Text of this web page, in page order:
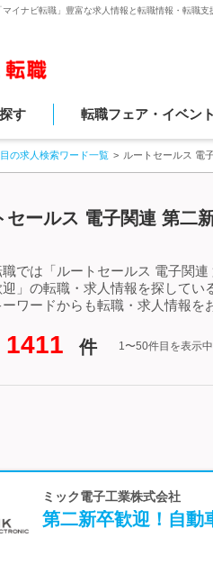
イナビ転職」豊富な求人情報と転職情報・転職支
す 転職フェア・イベント
の求人検索ワード一覧 ルートセールス 電
セールス 電子関連 第二
では「ルートセールス 電子関
」の転職・求人情報を探して
ワードからも転職・求人情報
1411 件 1〜50件目を表示中
ミック電子工業株式会社
第二新卒歓迎！自